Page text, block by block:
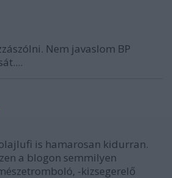
Nem javaslom BP
is hamarosan kidurran.
a blogon semmilyen
-kizsegerelő